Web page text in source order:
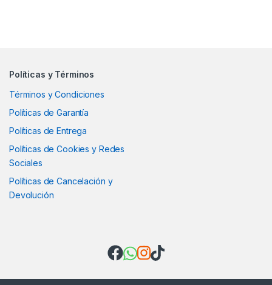
Políticas y Términos
Términos y Condiciones
Políticas de Garantía
Políticas de Entrega
Políticas de Cookies y Redes
Sociales
Políticas de Cancelación y
Devolución